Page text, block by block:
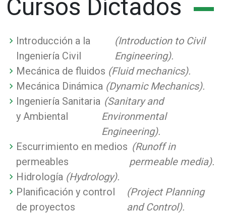
Cursos Dictados
Introducción a la
Ingeniería Civil
(Introduction to Civil
Engineering).
Mecánica de fluidos (Fluid mechanics).
Mecánica Dinámica (Dynamic Mechanics).
Ingeniería Sanitaria
y Ambiental
(Sanitary and
Environmental
Engineering).
Escurrimiento en medios
permeables
(Runoff in
permeable media).
Hidrología (Hydrology).
Planificación y control
de proyectos
(Project Planning
and Control).